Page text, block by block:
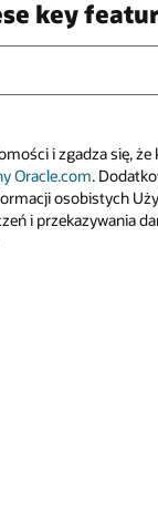
key
i zgadza się,
Oracle.com.
osobistych
i przekazywania